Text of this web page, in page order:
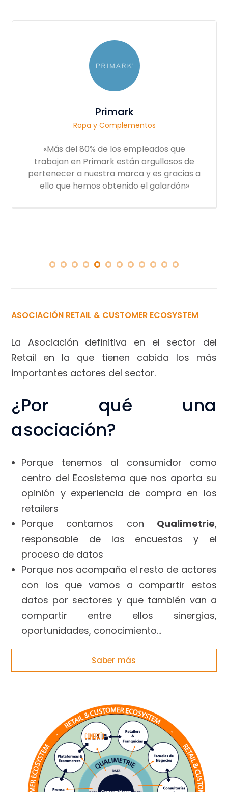
Primark
Ropa y Complementos
«Más del 80% de los empleados que
trabajan en Primark están orgullosos de
pertenecer a nuestra marca y es gracias a
ello que hemos obtenido el galardón»
ASOCIACIÓN RETAIL & CUSTOMER ECOSYSTEM
La Asociación definitiva en el sector del
Retail en la que tienen cabida los más
importantes actores del sector.
¿Por qué una
asociación?
Porque tenemos al consumidor como
centro del Ecosistema que nos aporta su
opinión y experiencia de compra en los
retailers
Porque contamos con
Qualimetrie,
responsable de las encuestas y el
proceso de datos
Porque nos acompaña el resto de actores
con los que vamos a compartir estos
datos por sectores y que también van a
compartir entre ellos sinergias,
oportunidades, conocimiento…
Saber más